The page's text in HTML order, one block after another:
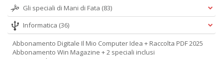
Gli speciali di Mani di Fata (83)
Informatica (36)
Abbonamento Digitale Il Mio Computer Idea + Raccolta PDF 2025
Abbonamento Win Magazine + 2 speciali inclusi